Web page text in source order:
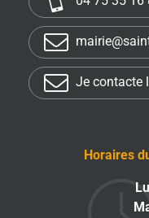
Je contacte
Horaires